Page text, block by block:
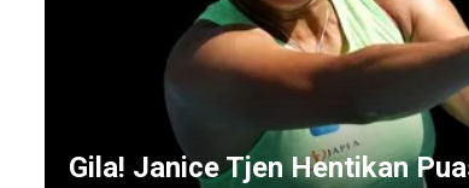
Gila! Janice Tjen Hentikan